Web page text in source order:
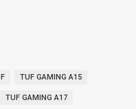
TUF GAMING A15
TUF GAMING A17